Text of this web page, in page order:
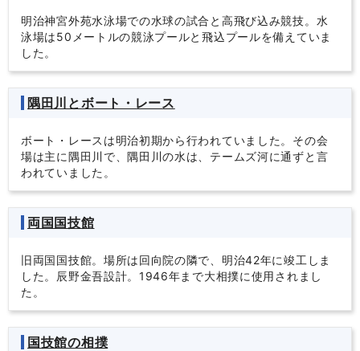
明治神宮外苑水泳場での水球の試合と高飛び込み競技。水
泳場は50メートルの競泳プールと飛込プールを備えていま
した。
隅田川とボート・レース
ボート・レースは明治初期から行われていました。その会
場は主に隅田川で、隅田川の水は、テームズ河に通ずと言
われていました。
両国国技館
旧両国国技館。場所は回向院の隣で、明治42年に竣工しま
した。辰野金吾設計。1946年まで大相撲に使用されまし
た。
国技館の相撲